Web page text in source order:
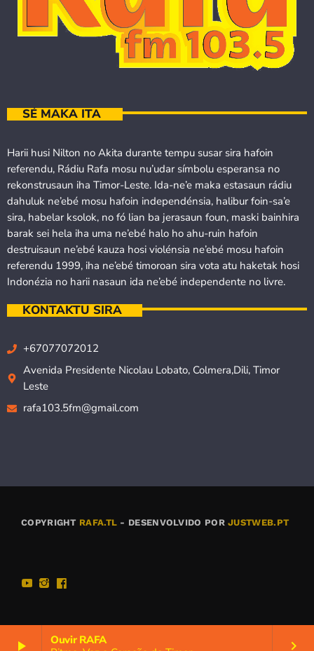
play_arrow
Ouvir RAFA
keyboard_arrow_right
SÉ MAKA ITA
Harii husi Nilton no Akita durante tempu susar sira hafoin
referendu, Rádiu Rafa mosu nu’udar símbolu esperansa no
rekonstrusaun iha Timor-Leste. Ida-ne’e maka estasaun rádiu
dahuluk ne’ebé mosu hafoin independénsia, halibur foin-sa’e
sira, habelar ksolok, no fó lian ba jerasaun foun, maski bainhira
barak sei hela iha uma ne’ebé halo ho ahu-ruin hafoin
destruisaun ne’ebé kauza hosi violénsia ne’ebé mosu hafoin
referendu 1999, iha ne’ebé timoroan sira vota atu haketak hosi
Indonézia no harii nasaun ida ne’ebé independente no livre.
KONTAKTU SIRA
+67077072012
Avenida Presidente Nicolau Lobato, Colmera,Dili, Timor
Leste
rafa103.5fm@gmail.com
COPYRIGHT RAFA.TL - DESENVOLVIDO PORJUSTWEB.PT